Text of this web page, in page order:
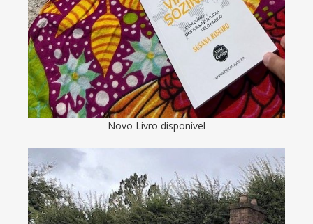
Novo Livro disponível